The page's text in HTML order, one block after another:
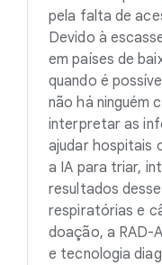
pela falta de
Devido à
em países de
quando é
não há ninguém
interpretar as
ajudar hospitais
a IA para triar,
resultados
respiratórias e
doação, a RAD-
e tecnologia